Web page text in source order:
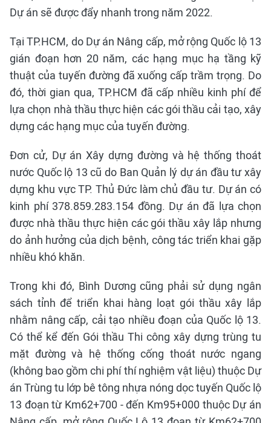
Dự án sẽ được đẩy nhanh trong năm 2022.
Tại TP.HCM, do Dự án Nâng cấp, mở rộng Quốc lộ 13
gián đoạn hơn 20 năm, các hạng mục hạ tầng kỹ
thuật của tuyến đường đã xuống cấp trầm trọng. Do
đó, thời gian qua, TP.HCM đã cấp nhiều kinh phí để
lựa chọn nhà thầu thực hiện các gói thầu cải tạo, xây
dựng các hạng mục của tuyến đường.
Đơn cử, Dự án Xây dựng đường và hệ thống thoát
nước Quốc lộ 13 cũ do Ban Quản lý dự án đầu tư xây
dựng khu vực TP. Thủ Đức làm chủ đầu tư. Dự án có
kinh phí 378.859.283.154 đồng. Dự án đã lựa chọn
được nhà thầu thực hiện các gói thầu xây lắp nhưng
do ảnh hưởng của dịch bệnh, công tác triển khai gặp
nhiều khó khăn.
Trong khi đó, Bình Dương cũng phải sử dụng ngân
sách tỉnh để triển khai hàng loạt gói thầu xây lắp
nhằm nâng cấp, cải tạo nhiều đoạn của Quốc lộ 13.
Có thể kể đến Gói thầu Thi công xây dựng trùng tu
mặt đường và hệ thống cống thoát nước ngang
(không bao gồm chi phí thí nghiệm vật liệu) thuộc Dự
án Trùng tu lớp bê tông nhựa nóng dọc tuyến Quốc lộ
13 đoạn từ Km62+700 - đến Km95+000 thuộc Dự án